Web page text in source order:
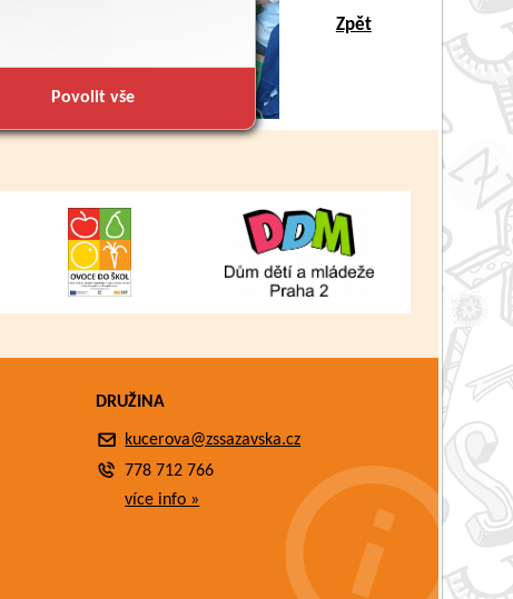
Povolit vše
Zpět
DRUŽINA
kucerova@zssazavska.cz
778 712 766
více info »